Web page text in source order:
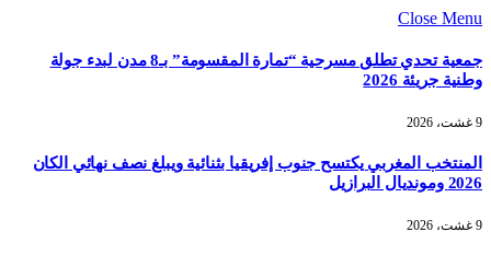
Close Menu
جمعية تحدي تطلق مسرحية “تمارة المقسومة” بـ8 مدن لبدء جولة
وطنية جريئة 2026
9 غشت، 2026
المنتخب المغربي يكتسح جنوب إفريقيا بثنائية ويبلغ نصف نهائي الكان
2026 ومونديال البرازيل
9 غشت، 2026